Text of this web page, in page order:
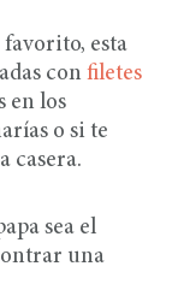
esta
con filetes
en los
o si te
casera.
sea el
una